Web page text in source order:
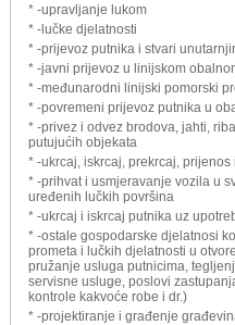
* -upravljanje lukom
* -lučke djelatnosti
* -prijevoz putnika i stvari
* -javni prijevoz u linijskom
* -međunarodni linijski pomorski
* -povremeni prijevoz putnika u
* -privez i odvez brodova, jahti,
putujućih objekata
* -ukrcaj, iskrcaj, prekrcaj,
* -prihvat i usmjeravanje vozila u
uređenih lučkih površina
* -ukrcaj i iskrcaj putnika uz
* -ostale gospodarske djelatnosi
prometa i lučkih djelatnosti u
pružanje usluga putnicima,
servisne usluge, poslovi
kontrole kakvoće robe i dr.)
* -projektiranje i građenje